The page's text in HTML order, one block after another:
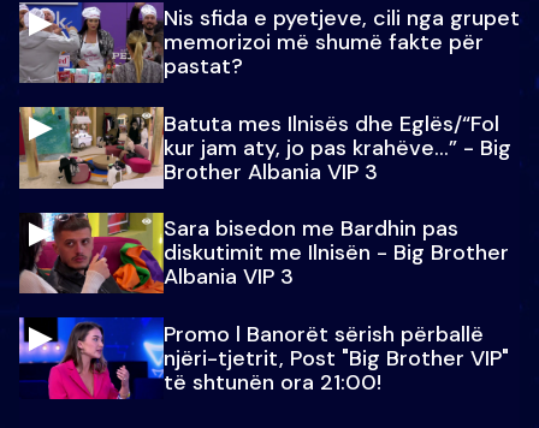
Nis sfida e pyetjeve, cili nga grupet
memorizoi më shumë fakte për
pastat?
Batuta mes Ilnisës dhe Eglës/“Fol
kur jam aty, jo pas krahëve…” - Big
Brother Albania VIP 3
Sara bisedon me Bardhin pas
diskutimit me Ilnisën - Big Brother
Albania VIP 3
Promo l Banorët sërish përballë
njëri-tjetrit, Post "Big Brother VIP"
të shtunën ora 21:00!